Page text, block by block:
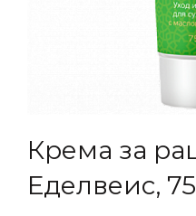
Крема за
Еделвеис,